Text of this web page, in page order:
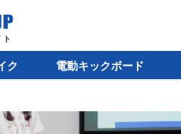
ク 電動キックボード